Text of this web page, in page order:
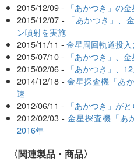
2015/12/09 -
「あかつき」の
2015/12/07 -
「あかつき」、
ン噴射を実施
2015/11/11 -金星周回軌道投入
2015/07/10 -
「あかつき」、
2015/02/06 -
「あかつき」、
2014/12/18 -金星探査機「あ
速
2012/06/11 -
「あかつき」が
2012/02/03 -金星探査機「あ
2016年
〈関連製品・商品〉